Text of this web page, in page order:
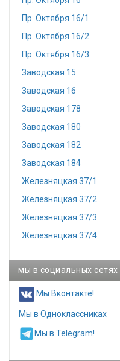
Пр. Октября 16/1
Пр. Октября 16/2
Пр. Октября 16/3
Заводская 15
Заводская 16
Заводская 178
Заводская 180
Заводская 182
Заводская 184
Железняцкая 37/1
Железняцкая 37/2
Железняцкая 37/3
Железняцкая 37/4
мы в социальных сетях
Мы Вконтакте!
Мы в Одноклассниках
Мы в Telegram!